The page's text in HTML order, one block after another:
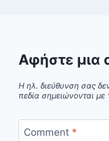
Αφήστε μια
Η ηλ. διεύθυνση σας
πεδία σημειώνονται με
Comment *